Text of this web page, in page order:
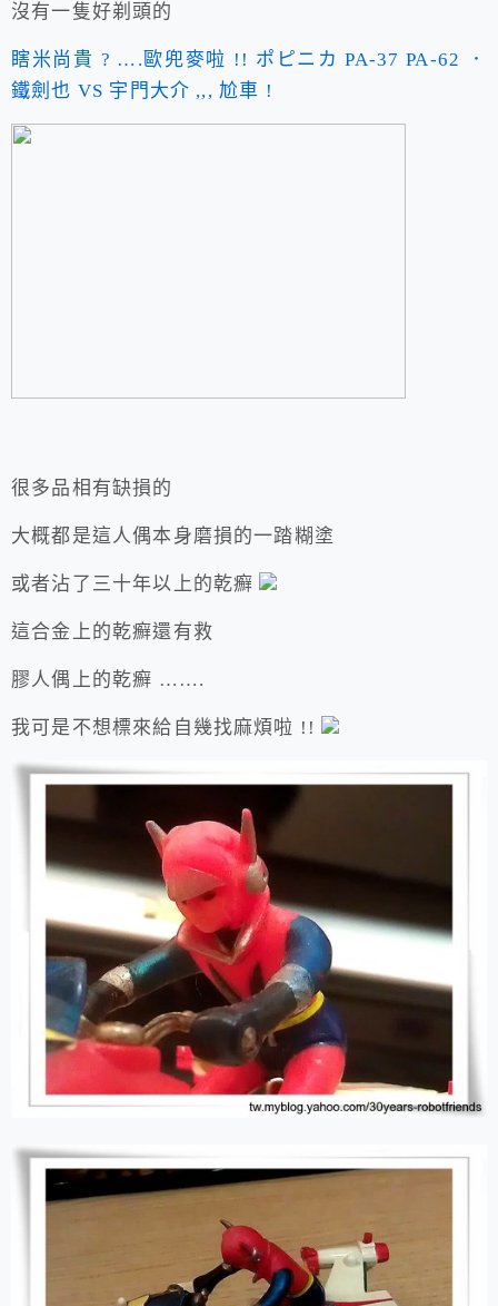
沒有一隻好剃頭的
瞎米尚貴 ? ….歐兜麥啦 !! ポピニカ PA-37 PA-62 ．
鐵劍也 VS 宇門大介 ,,, 尬車 !
很多品相有缺損的
大概都是這人偶本身磨損的一踏糊塗
或者沾了三十年以上的乾癬
這合金上的乾癬還有救
膠人偶上的乾癬 …….
我可是不想標來給自幾找麻煩啦 !!